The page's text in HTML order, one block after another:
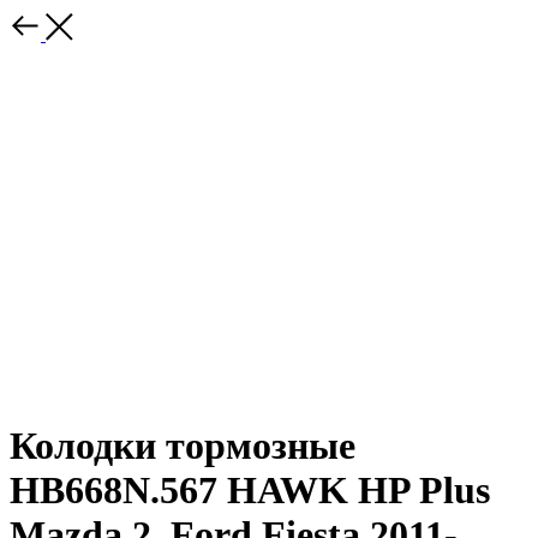
Колодки тормозные
HB668N.567 HAWK HP Plus